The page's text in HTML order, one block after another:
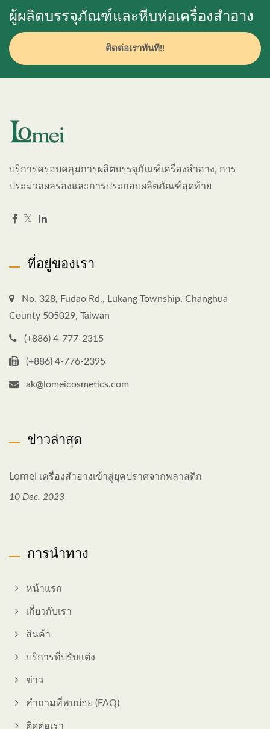
ผู้ผลิตบรรจุภัณฑ์และหีบห่อเครื่องสำอาง
ติดต่อเราทันที!!
บริการครอบคลุมการผลิตบรรจุภัณฑ์เครื่องสำอาง, การ
ประมวลผลรองและการประกอบผลิตภัณฑ์สุดท้าย
ที่อยู่ของเรา
No. 328, Fudao Rd., Lukang Township, Changhua
County 505029, Taiwan
(+886) 4-777-2315
(+886) 4-776-2395
ak@lomeicosmetics.com
ข่าวล่าสุด
Lomei เครื่องสำอางเข้าสู่ยุคปราศจากพลาสติก
10 Dec, 2023
การนำทาง
หน้าแรก
เกี่ยวกับเรา
สินค้า
บริการที่ปรับแต่ง
ข่าว
คำถามที่พบบ่อย (FAQ)
ติดต่อเรา